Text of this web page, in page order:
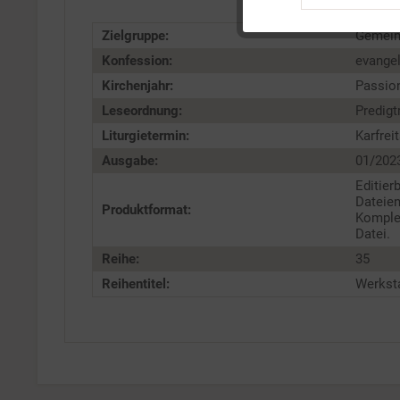
Zielgruppe:
Konfession:
Kirchenjahr:
Leseordnung:
Liturgietermin:
Ausgabe:
01/
Produktformat:
Datei.
Reihe:
35
Reihentitel: